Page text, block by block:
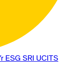
ESG SRI UCITS